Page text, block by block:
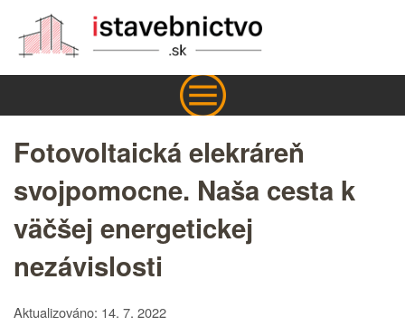
Fotovoltaická elekráreň
svojpomocne. Naša cesta k
väčšej energetickej
nezávislosti
Aktualizováno: 14. 7. 2022